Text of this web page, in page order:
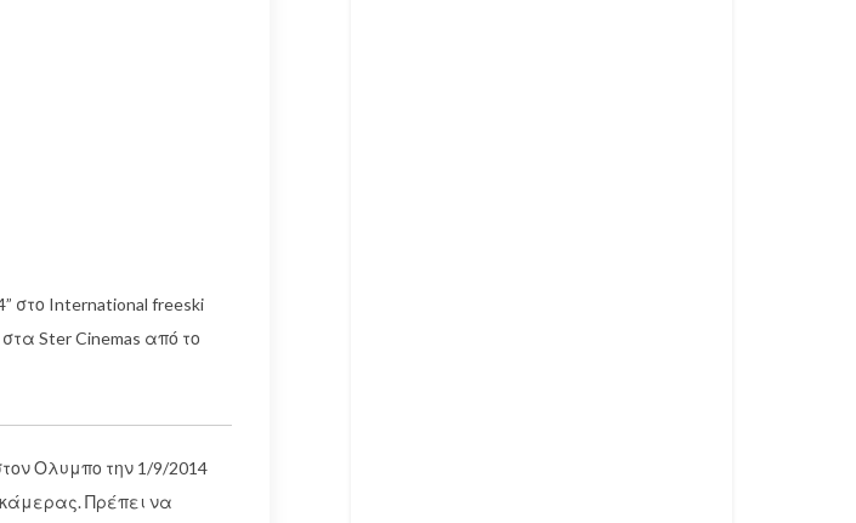
στο International freeski
Ster Cinemas από το
Ολυμπο την 1/9/2014
Πρέπει να